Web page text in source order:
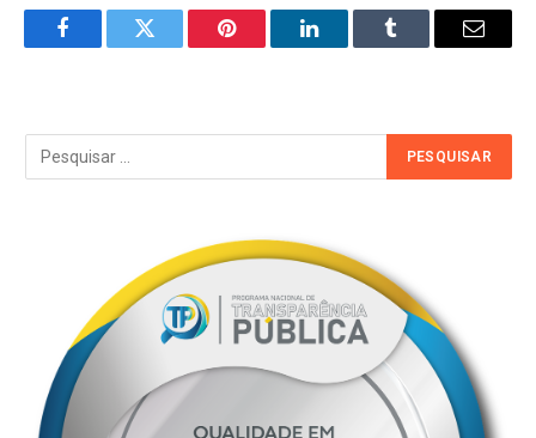
FacebookTwitter Pinterest LinkedInTumblr Email